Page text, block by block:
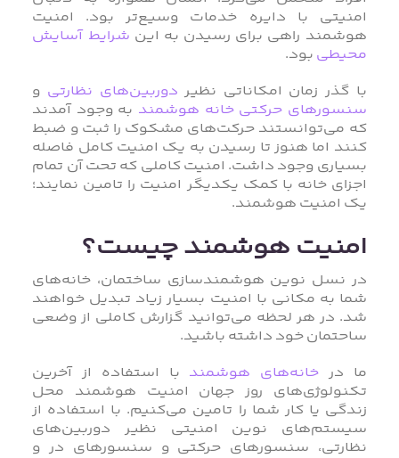
امنیتی با دایره خدمات وسیع‌تر بود. امنیت
هوشمند راهی برای رسیدن به این شرایط آسایش
محیطی بود.
با گذر زمان امکاناتی نظیر دوربین‌های نظارتی و
سنسورهای حرکتی خانه هوشمند به وجود آمدند
که می‌توانستند حرکت‌های مشکوک را ثبت و ضبط
کنند اما هنوز تا رسیدن به یک امنیت کامل فاصله
بسیاری وجود داشت. امنیت کاملی که تحت آن تمام
اجزای خانه با کمک یکدیگر امنیت را تامین نمایند؛
یک امنیت هوشمند.
امنیت هوشمند چیست؟
در نسل نوین هوشمندسازی ساختمان، خانه‌های
شما به مکانی با امنیت بسیار زیاد تبدیل خواهند
شد. در هر لحظه می‌توانید گزارش کاملی از وضعی
ساحتمان خود داشته باشید.
ما در خانه‌های هوشمند با استفاده از آخرین
تکنولوژی‌های روز جهان امنیت هوشمند محل
زندگی یا کار شما را تامین می‌کنیم. با استفاده از
سیستم‌های نوین امنیتی نظیر دوربین‌های
نظارتی، سنسورهای حرکتی و سنسورهای در و